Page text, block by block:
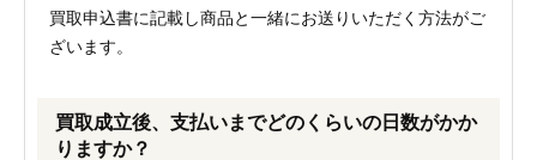
買取申込書に記載し商品と一緒にお送りいただく方法がご
ざいます。
買取成立後、支払いまでどのくらいの日数がかか
りますか？